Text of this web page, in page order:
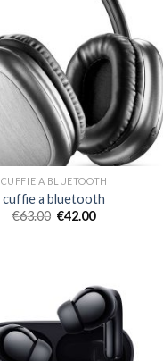
CUFFIE A BLUETOOTH
cuffie a bluetooth
€63.00 €42.00